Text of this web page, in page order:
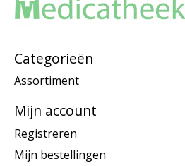
Categorieën
Assortiment
Mijn account
Registreren
Mijn bestellingen